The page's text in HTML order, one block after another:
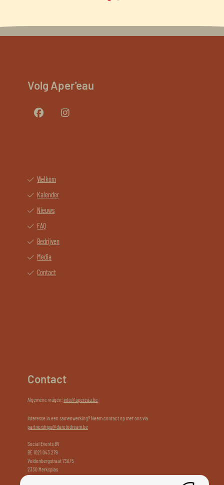
Volg Aper'eau
Welkom
Kalender
Nieuws
FAQ
Bedrijven
Media
Contact
Contact
Algemene vragen:info@apereau.be
Interesse in een samenwerking? Neem contact op met ons via
partnerships@daretodream.be
Social Events BV
BE 1021.043.279
Veldenbergstraat 73A/5
2330 Merksplas